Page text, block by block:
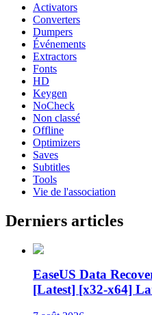
Activators
Converters
Dumpers
Événements
Extractors
Fonts
HD
Keygen
NoCheck
Non classé
Offline
Optimizers
Saves
Subtitles
Tools
Vie de l'association
Derniers articles
EaseUS Data
[Latest] [x32-x64]